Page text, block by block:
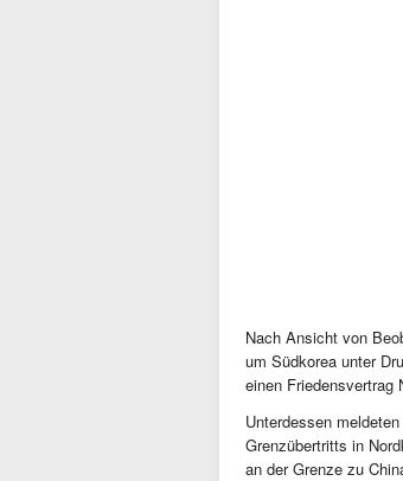
Nach Ansicht von
um Südkorea unter
einen Friedensvertrag
Unterdessen
Grenzübertritts in
an der Grenze zu